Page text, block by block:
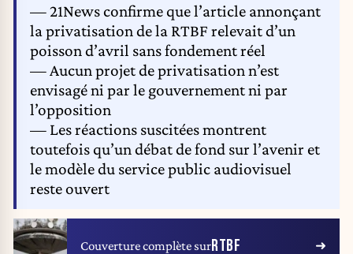
— 21News confirme que l’article annonçant
la privatisation de la RTBF relevait d’un
poisson d’avril sans fondement réel
— Aucun projet de privatisation n’est
envisagé ni par le gouvernement ni par
l’opposition
— Les réactions suscitées montrent
toutefois qu’un débat de fond sur l’avenir et
le modèle du service public audiovisuel
reste ouvert
Couverture complète surRTBF